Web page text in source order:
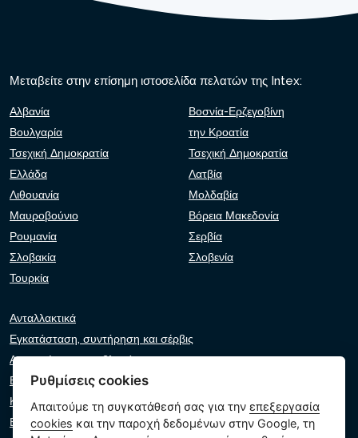
Μεταβείτε στην επίσημη ιστοσελίδα πελατών της Intex:
Αλβανία
Βοσνία-Ερζεγοβίνη
Βουλγαρία
την Κροατία
Τσεχική Δημοκρατία
Τσεχική Δημοκρατία
Ελλάδα
Λατβία
Λιθουανία
Μολδαβία
Μαυροβούνιο
Βόρεια Μακεδονία
Ρουμανία
Σερβία
Σλοβακία
Σλοβενία
Τουρκία
Ανταλλακτικά
Εγκατάσταση, συντήρηση και σέρβις
Αντιμετώπιση προβλημάτων
Εγγυήσεις και αξιώσεις
Κατάλογος λιανοπωλητών
Εικονικός βοηθός
Ρυθμίσεις cookies
Απαιτούμε τη συγκατάθεσή σας για τηνεπεξεργασία
cookies και την παροχή δεδομένων στην Google, τη